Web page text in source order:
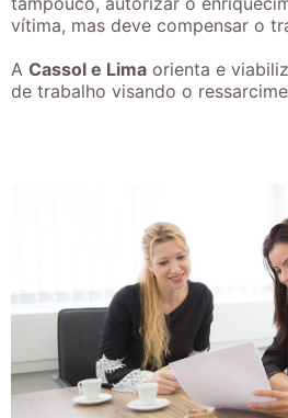
vítima, mas deve compensar o
A Cassol e Lima orienta e
de trabalho visando o